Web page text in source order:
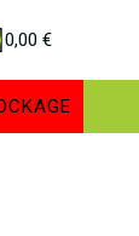
0,00 €